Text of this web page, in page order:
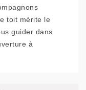
toit mérite le
guider dans
à